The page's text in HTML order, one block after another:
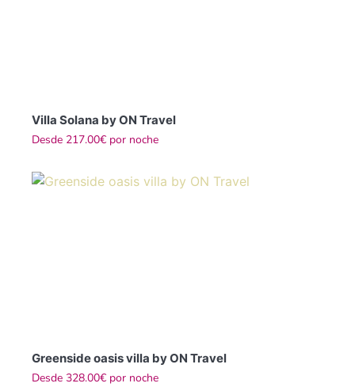
Villa Solana by ON Travel
Desde 217.00€ por noche
Greenside oasis villa by ON Travel
Desde 328.00€ por noche